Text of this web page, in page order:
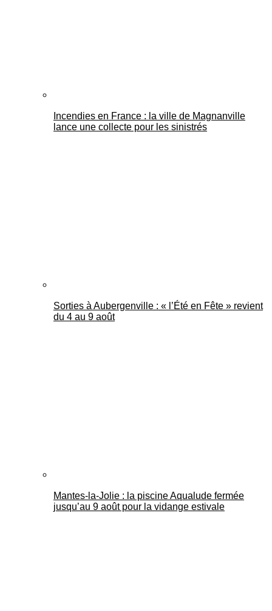
Incendies en France : la ville de Magnanville
lance une collecte pour les sinistrés
Sorties à Aubergenville : « l’Été en Fête » revient
du 4 au 9 août
Mantes-la-Jolie : la piscine Aqualude fermée
jusqu’au 9 août pour la vidange estivale